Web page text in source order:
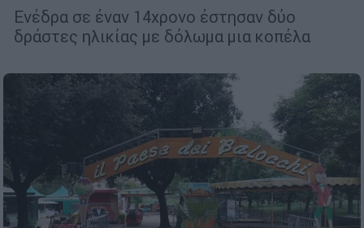
Ενέδρα σε έναν 14χρονο έστησαν δύο
δράστες ηλικίας με δόλωμα μια κοπέλα